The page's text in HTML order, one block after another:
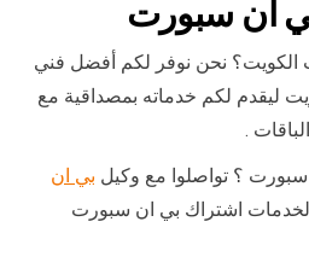
ان سبورت
نحن نوفر لكم أفضل فني
ليقدم لكم خدماته بمصداقية مع
.
؟ تواصلوا مع وكيل بي ان
اشتراك بي ان سبورت